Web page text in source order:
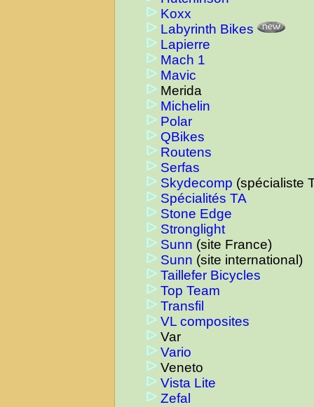
Koxx
Labyrinth Bikes
Lapierre
Mach 1
Mavic
Merida
Michelin
Polar
QBikes
Routens
Serfas
Skydecomp (spécialiste
Spécialités TA
Stone Edge
Stronglight
Sunn (site France)
Sunn (site international)
Taillefer Bicycles
Top Team
Transfil
VL composites
Var
Vario
Veneto
Vista Lite
Zefal